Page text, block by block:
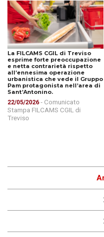
La FILCAMS CGIL di Treviso
esprime forte preoccupazione
e netta contrarietà rispetto
all’ennesima operazione
urbanistica che vede il Gruppo
Pam protagonista nell’area di
Sant’Antonino.
22/05/2026 - Comunicato
Stampa FILCAMS CGIL di
Treviso